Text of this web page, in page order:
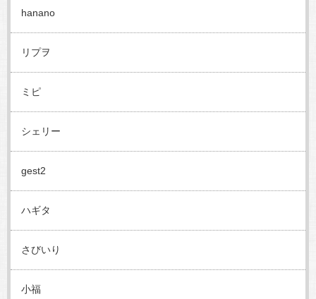
hanano
リプヲ
ミピ
シェリー
gest2
ハギタ
さびいり
小福